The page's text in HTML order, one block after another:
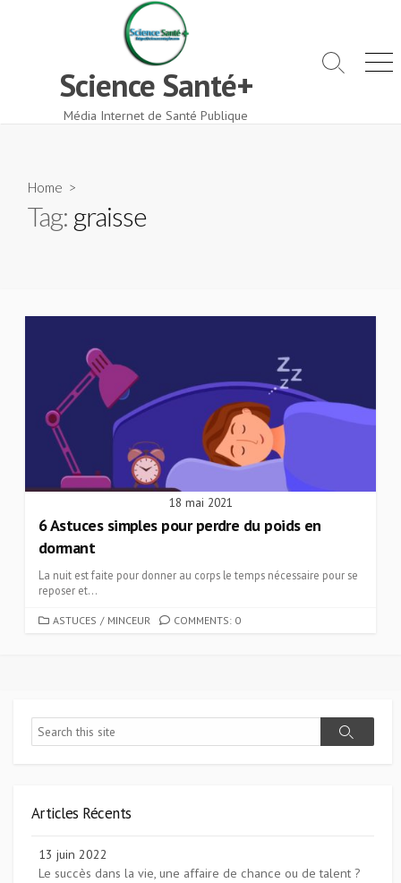
Science Santé+
Média Internet de Santé Publique
Search
Home >
Tag: graisse
18 mai 2021
6 Astuces simples pour perdre du poids en
dormant
La nuit est faite pour donner au corps le temps nécessaire pour se
reposer et...
CATEGORIES
ASTUCES / MINCEUR COMMENTS: 0
Search
Search
Articles Récents
13 juin 2022
Le succès dans la vie, une affaire de chance ou de talent ?